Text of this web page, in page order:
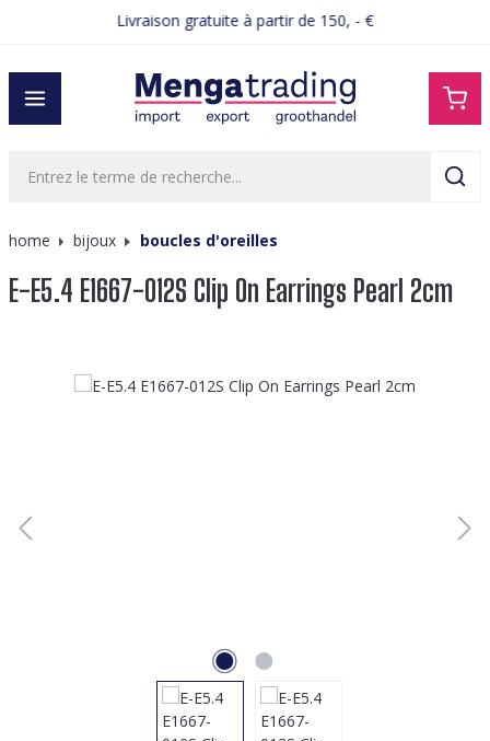
Livraison gratuite à partir de 150, - €
home bijoux boucles d'oreilles
E-E5.4 E1667-012S Clip On Earrings Pearl 2cm
Ignorer la galerie d'images